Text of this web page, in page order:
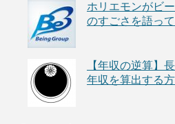
ホリエモンがビ
のすごさを語って
【年収の逆算】
年収を算出する方